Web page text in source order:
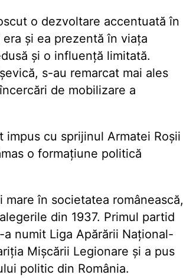
o dezvoltare accentuată în
și ea prezentă în viața
și o influență limitată.
s-au remarcat mai ales
de mobilizare a
impus cu sprijinul Armatei Roșii
o formațiune politică
în societatea românească,
din 1937. Primul partid
numit Liga Apărării Național-
Mișcării Legionare și a pus
politic din România.